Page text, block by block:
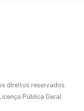
direitos reservados.
Pública Geral